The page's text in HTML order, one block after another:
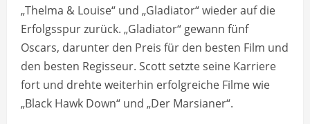
„Thelma & Louise“ und „Gladiator“ wieder auf die
Erfolgsspur zurück. „Gladiator“ gewann fünf
Oscars, darunter den Preis für den besten Film und
den besten Regisseur. Scott setzte seine Karriere
fort und drehte weiterhin erfolgreiche Filme wie
„Black Hawk Down“ und „Der Marsianer“.